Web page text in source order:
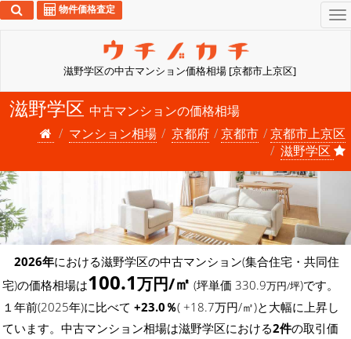
滋野学区の中古マンション価格相場 [京都市上京区]
物件価格査定
滋野学区 中古マンションの価格相場
マンション相場
京都府 京都市
京都市上京区
滋野学区
2026年における滋野学区の中古マンション(集合住宅・共同住
宅)の価格相場は100.1万円/㎡ (坪単価 330.9万円/坪)です。
１年前(2025年)に比べて +23.0％( +18.7万円/㎡)と大幅に上昇し
ています。中古マンション相場は滋野学区における2件の取引価